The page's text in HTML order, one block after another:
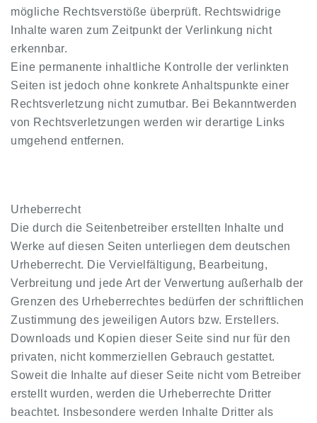
mögliche Rechtsverstöße überprüft. Rechtswidrige
Inhalte waren zum Zeitpunkt der Verlinkung nicht
erkennbar.
Eine permanente inhaltliche Kontrolle der verlinkten
Seiten ist jedoch ohne konkrete Anhaltspunkte einer
Rechtsverletzung nicht zumutbar. Bei Bekanntwerden
von Rechtsverletzungen werden wir derartige Links
umgehend entfernen.
Urheberrecht
Die durch die Seitenbetreiber erstellten Inhalte und
Werke auf diesen Seiten unterliegen dem deutschen
Urheberrecht. Die Vervielfältigung, Bearbeitung,
Verbreitung und jede Art der Verwertung außerhalb der
Grenzen des Urheberrechtes bedürfen der schriftlichen
Zustimmung des jeweiligen Autors bzw. Erstellers.
Downloads und Kopien dieser Seite sind nur für den
privaten, nicht kommerziellen Gebrauch gestattet.
Soweit die Inhalte auf dieser Seite nicht vom Betreiber
erstellt wurden, werden die Urheberrechte Dritter
beachtet. Insbesondere werden Inhalte Dritter als